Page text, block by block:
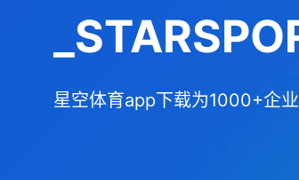
星空体育app下载为1000+企